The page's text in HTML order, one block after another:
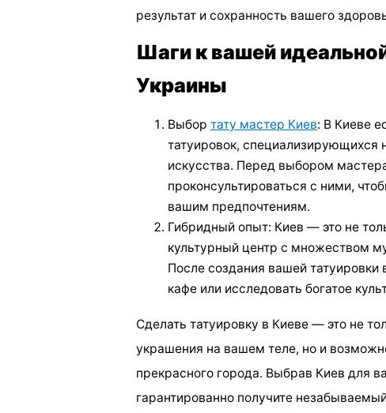
результат и сохранность вашего
Шаги к вашей
Украины
Выбор тату мастер Киев: В Киеве
татуировок, специализирующихся
искусства. Перед выбором
проконсультироваться с ними,
вашим предпочтениям.
Гибридный опыт: Киев — это не
культурный центр с множеством
После создания вашей
кафе или исследовать богатое
Сделать татуировку в Киеве — это не
украшения на вашем теле, но и
прекрасного города. Выбрав Киев для
гарантированно получите